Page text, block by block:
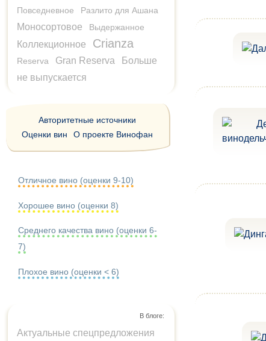
Повседневное
Разлито для Ашана
Моносортовое Выдержанное
Коллекционное Crianza
Reserva Gran Reserva
Больше
не выпускается
Авторитетные источники
Оценки вин
О проекте Винофан
Отличное вино (оценки 9-10)
Хорошее вино (оценки 8)
Среднего качества вино (оценки 6-
7)
Плохое вино (оценки < 6)
В блоге:
Актуальные спецпредложения